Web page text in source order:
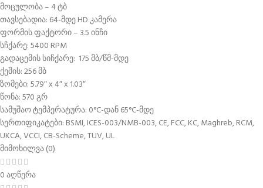
მოცულობა – 4 ტბ
თავსებადია: 64-მდე HD კამერა
ფორმის ფაქტორი – 3.5 ინჩი
სჩქარე: 5400 RPM
გადაცემის სიჩქარე: 175 მბ/წმ-მდე
ქეშის: 256 მბ
ზომები: 5.79″ x 4″ x 1.03″
წონა: 570 გრ
სამუშაო ტემპერატურა: 0°C-დან 65°C-მდე
სერთიფიკატები: BSMI, ICES-003/NMB-003, CE, FCC, KC, Maghreb, RCM,
UKCA, VCCI, CB-Scheme, TUV, UL
მიმოხილვა (0)
0 აღწერა